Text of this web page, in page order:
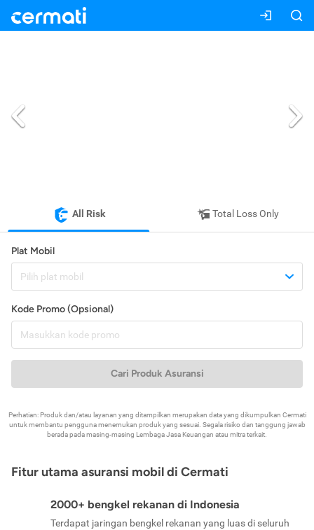
All Risk Total Loss Only
Plat Mobil
Pilih plat mobil
Kode Promo (Opsional)
Cari Produk Asuransi
Perhatian: Produk dan/atau layanan yang ditampilkan merupakan data yang dikumpulkan Cermati
untuk membantu pengguna menemukan produk yang sesuai. Segala risiko dan tanggung jawab
berada pada masing-masing Lembaga Jasa Keuangan atau mitra terkait.
Fitur utama asuransi mobil di Cermati
2000+ bengkel rekanan di Indonesia
Terdapat jaringan bengkel rekanan yang luas di seluruh